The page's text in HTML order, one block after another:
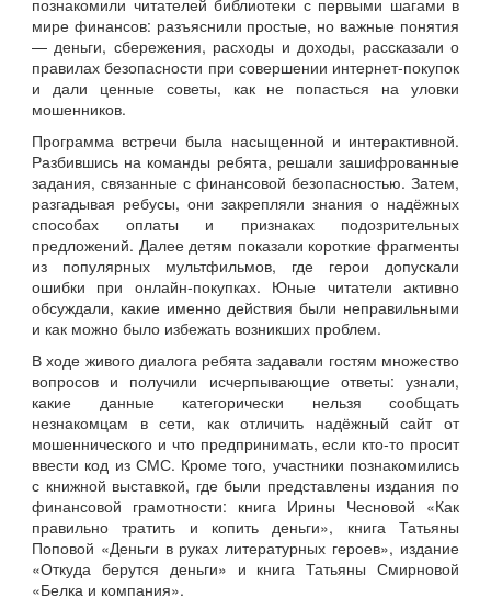
познакомили читателей библиотеки с первыми шагами в
мире финансов: разъяснили простые, но важные понятия
— деньги, сбережения, расходы и доходы, рассказали о
правилах безопасности при совершении интернет‑покупок
и дали ценные советы, как не попасться на уловки
мошенников.
Программа встречи была насыщенной и интерактивной.
Разбившись на команды ребята, решали зашифрованные
задания, связанные с финансовой безопасностью. Затем,
разгадывая ребусы, они закрепляли знания о надёжных
способах оплаты и признаках подозрительных
предложений. Далее детям показали короткие фрагменты
из популярных мультфильмов, где герои допускали
ошибки при онлайн‑покупках. Юные читатели активно
обсуждали, какие именно действия были неправильными
и как можно было избежать возникших проблем.
В ходе живого диалога ребята задавали гостям множество
вопросов и получили исчерпывающие ответы: узнали,
какие данные категорически нельзя сообщать
незнакомцам в сети, как отличить надёжный сайт от
мошеннического и что предпринимать, если кто‑то просит
ввести код из СМС. Кроме того, участники познакомились
с книжной выставкой, где были представлены издания по
финансовой грамотности: книга Ирины Чесновой «Как
правильно тратить и копить деньги», книга Татьяны
Поповой «Деньги в руках литературных героев», издание
«Откуда берутся деньги» и книга Татьяны Смирновой
«Белка и компания».